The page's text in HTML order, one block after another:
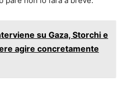
su Gaza, Storchi e
agire concretamente